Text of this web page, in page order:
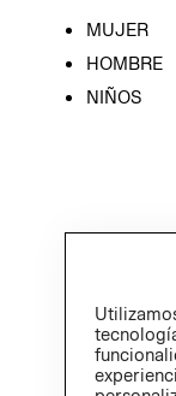
MUJER
HOMBRE
NIÑOS